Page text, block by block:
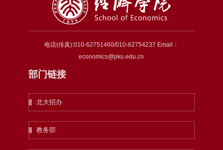
电话(传真):010-62751460/010-62754237 Email：
economics@pku.edu.cn
部门链接
北大招办
教务部